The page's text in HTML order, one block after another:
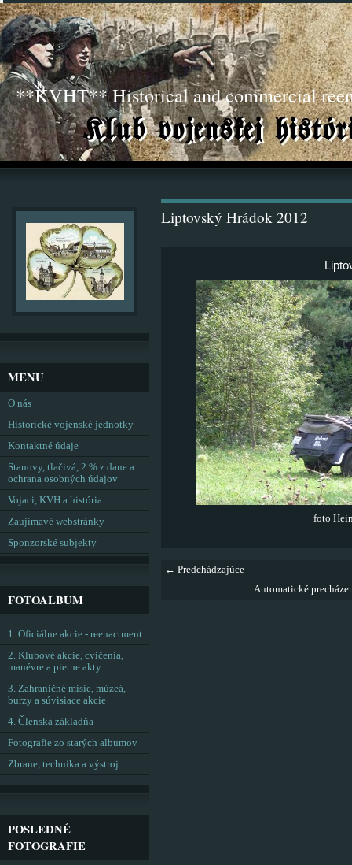
**KVHT** Historical and commercial
Liptovský Hrádok 2012
foto
← Predchádzajúce
Automatické
MENU
O nás
Historické vojenské jednotky
Kontaktné údaje
Stanovy, tlačivá, 2 % z dane a
ochrana osobných údajov
Vojaci, KVH a história
Zaujímavé webstránky
Sponzorské subjekty
FOTOALBUM
1. Oficiálne akcie - reenactment
2. Klubové akcie, cvičenia,
manévre a pietne akty
3. Zahraničné misie, múzeá,
burzy a súvisiace akcie
4. Členská základňa
Fotografie zo starých albumov
Zbrane, technika a výstroj
POSLEDNÉ
FOTOGRAFIE